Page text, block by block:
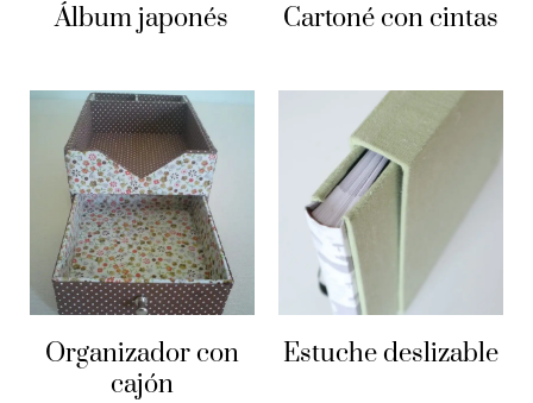
Tapa montada o bradel ~ Parte 2
Sobre relieve en tapa
Bajo relieve en tapa
Álbum japonés Cartoné con cintas
Organizador con
cajón
Estuche deslizable